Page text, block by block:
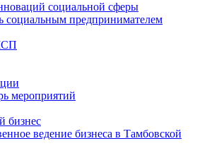
социальной сферы
социальным предпринимателем
мероприятий
бизнес
ведение бизнеса в Тамбовской